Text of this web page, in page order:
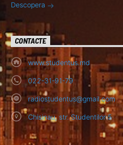
Descopera
CONTACTE
www.studentus.md
022-31-91-79
radiostudentus@gmail.com
Chisinau, str. Studentilor 5